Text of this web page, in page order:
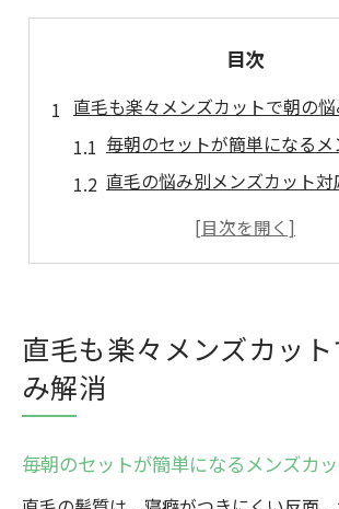
目次
直毛も楽々メンズカットで朝の
毎朝のセットが簡単になる
直毛の悩み別メンズカット対
高崎で注目の直毛向けメンズ
扱いにくい直毛が活きる群馬県発
群馬県で話題の直毛メンズカ
直毛の動きを引き出すカット
直毛も楽々メンズカッ
み解消
毎朝のセットが簡単になるメンズカ